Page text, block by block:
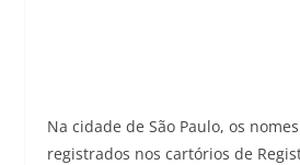
Na cidade de São Paulo, os
registrados nos cartórios de